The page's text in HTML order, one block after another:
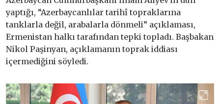
yaptığı, “Azerbaycanlılar tarihî topraklarına
tanklarla değil, arabalarla dönmeli” açıklaması,
Ermenistan halkı tarafından tepki topladı. Başbakan
Nikol Paşinyan, açıklamanın toprak iddiası
içermediğini söyledi.